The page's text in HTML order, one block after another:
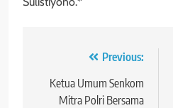
Navigasi
pos
Previous:
Ketua Umum Senkom
Mitra Polri Bersama